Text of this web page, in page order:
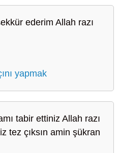
ederim Allah razı
yapmak
tabir ettiniz Allah razı
tez çıksın amin şükran